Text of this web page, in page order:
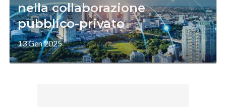
nella collaborazione
pubblico-privato
13 Gen 2025